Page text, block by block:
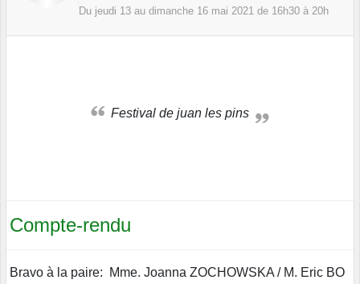
Du jeudi 13 au dimanche 16 mai 2021 de 16h30 à 20h
Festival de juan les pins
Compte-rendu
Bravo à la paire: Mme. Joanna ZOCHOWSKA / M. Eric BO